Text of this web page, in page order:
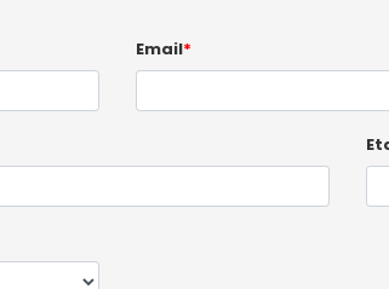
Email*